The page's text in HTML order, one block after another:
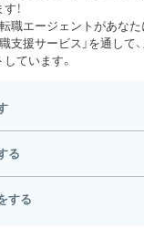
！
転職エージェントがあな
支援サービス」を通して
ています。
る
する